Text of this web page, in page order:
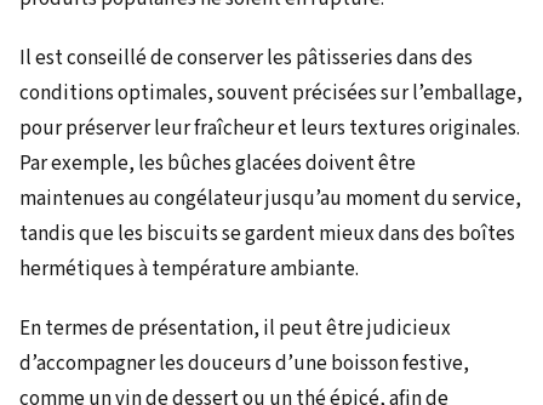
Il est conseillé de conserver les pâtisseries dans des
conditions optimales, souvent précisées sur l’emballage,
pour préserver leur fraîcheur et leurs textures originales.
Par exemple, les bûches glacées doivent être
maintenues au congélateur jusqu’au moment du service,
tandis que les biscuits se gardent mieux dans des boîtes
hermétiques à température ambiante.
En termes de présentation, il peut être judicieux
d’accompagner les douceurs d’une boisson festive,
comme un vin de dessert ou un thé épicé, afin de